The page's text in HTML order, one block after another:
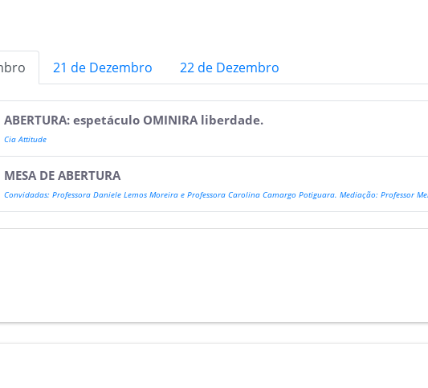
21 de Dezembro 22 de Dezembro
ABERTURA: espetáculo OMINIRA liberdade.
Cia Attitude
MESA DE ABERTURA
Convidadas: Professora Daniele Lemos Moreira e Professora Carolina Camargo Potiguara. Mediação: Professor